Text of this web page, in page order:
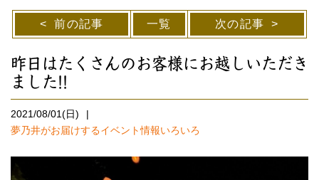
前の記事 一覧 次の記事
昨日はたくさんのお客様にお越しいただき
ました!!
2021/08/01(日)
夢乃井がお届けするイベント情報いろいろ